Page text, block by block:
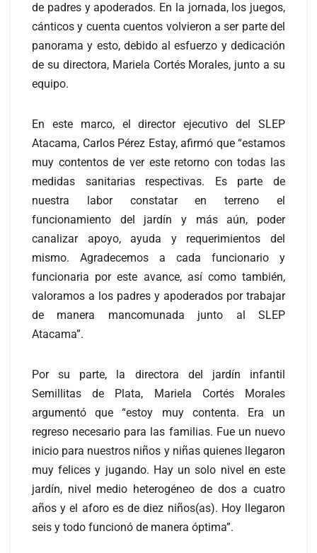
de padres y apoderados. En la jornada, los juegos,
cánticos y cuenta cuentos volvieron a ser parte del
panorama y esto, debido al esfuerzo y dedicación
de su directora, Mariela Cortés Morales, junto a su
equipo.
En este marco, el director ejecutivo del SLEP
Atacama, Carlos Pérez Estay, afirmó que “estamos
muy contentos de ver este retorno con todas las
medidas sanitarias respectivas. Es parte de
nuestra labor constatar en terreno el
funcionamiento del jardín y más aún, poder
canalizar apoyo, ayuda y requerimientos del
mismo. Agradecemos a cada funcionario y
funcionaria por este avance, así como también,
valoramos a los padres y apoderados por trabajar
de manera mancomunada junto al SLEP
Atacama”.
Por su parte, la directora del jardín infantil
Semillitas de Plata, Mariela Cortés Morales
argumentó que “estoy muy contenta. Era un
regreso necesario para las familias. Fue un nuevo
inicio para nuestros niños y niñas quienes llegaron
muy felices y jugando. Hay un solo nivel en este
jardín, nivel medio heterogéneo de dos a cuatro
años y el aforo es de diez niños(as). Hoy llegaron
seis y todo funcionó de manera óptima”.